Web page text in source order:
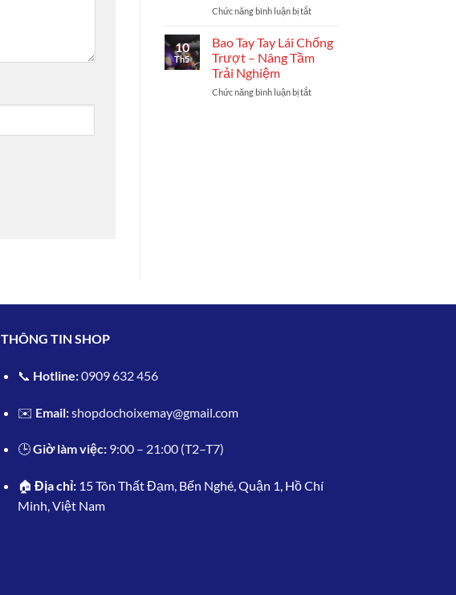
Cách
Yêu
Hiệu
Và
Thanh
Xe
Chức năng bình luận bị tắtở
Chắn
Phong
–
10
Th5
Bao Tay Tay Lái Chống
Trượt – Nâng Tầm
Trải Nghiệm
Chức năng bình luận bị tắtở
THÔNG TIN SHOP
📞 Hotline:0909 632 456
✉️ Email:shopdochoixemay@gmail.com
🕒Giờ làm việc:9:00 – 21:00 (T2–T7)
🏠 Địa chỉ:15 Tôn Thất Đạm, Bến Nghé, Quận 1, Hồ Chí
Minh, Việt Nam